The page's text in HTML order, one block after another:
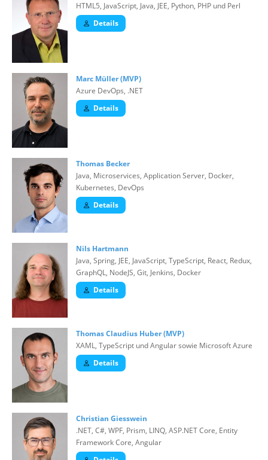
HTML5, JavaScript, Java, JEE, Python, PHP und Perl
Details
Marc Müller (MVP)
Azure DevOps, .NET
Details
Thomas Becker
Java, Microservices, Application Server, Docker,
Kubernetes, DevOps
Details
Nils Hartmann
Java, Spring, JEE, JavaScript, TypeScript, React, Redux,
GraphQL, NodeJS, Git, Jenkins, Docker
Details
Thomas Claudius Huber (MVP)
XAML, TypeScript und Angular sowie Microsoft Azure
Details
Christian Giesswein
.NET, C#, WPF, Prism, LINQ, ASP.NET Core, Entity
Framework Core, Angular